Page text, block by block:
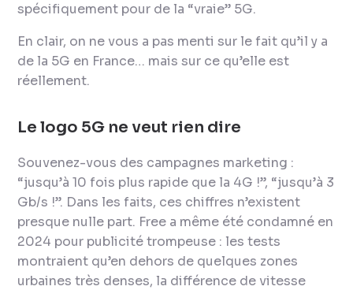
spécifiquement pour de la “vraie” 5G.
En clair, on ne vous a pas menti sur le fait qu’il y a
de la 5G en France… mais sur ce qu’elle est
réellement.
Le logo 5G ne veut rien dire
Souvenez-vous des campagnes marketing :
“jusqu’à 10 fois plus rapide que la 4G !”, “jusqu’à 3
Gb/s !”. Dans les faits, ces chiffres n’existent
presque nulle part. Free a même été condamné en
2024 pour publicité trompeuse : les tests
montraient qu’en dehors de quelques zones
urbaines très denses, la différence de vitesse